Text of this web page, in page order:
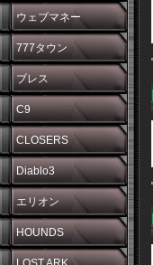
ウェブマネー
777タウン
ブレス
C9
CLOSERS
Diablo3
エリオン
HOUNDS